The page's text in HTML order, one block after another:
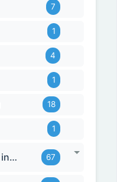
7
1
4
1
18
1
Biểu trưng - Vinh danh in logo 67